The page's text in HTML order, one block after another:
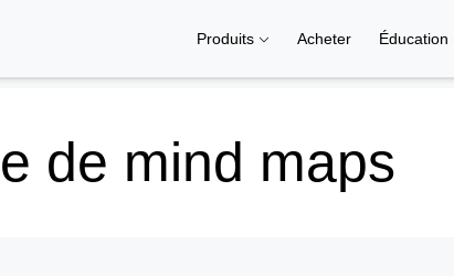
Produits Acheter Éducation
de mind maps